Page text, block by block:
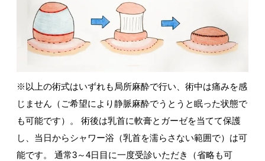
※以上の術式はいずれも局所麻酔で行い、術中は痛みを感
じません（ご希望により静脈麻酔でうとうと眠った状態で
も可能です）。 術後は乳首に軟膏とガーゼを当てて保護
し、当日からシャワー浴（乳首を濡らさない範囲で）は可
能です。 通常3～4日目に一度受診いただき（省略も可